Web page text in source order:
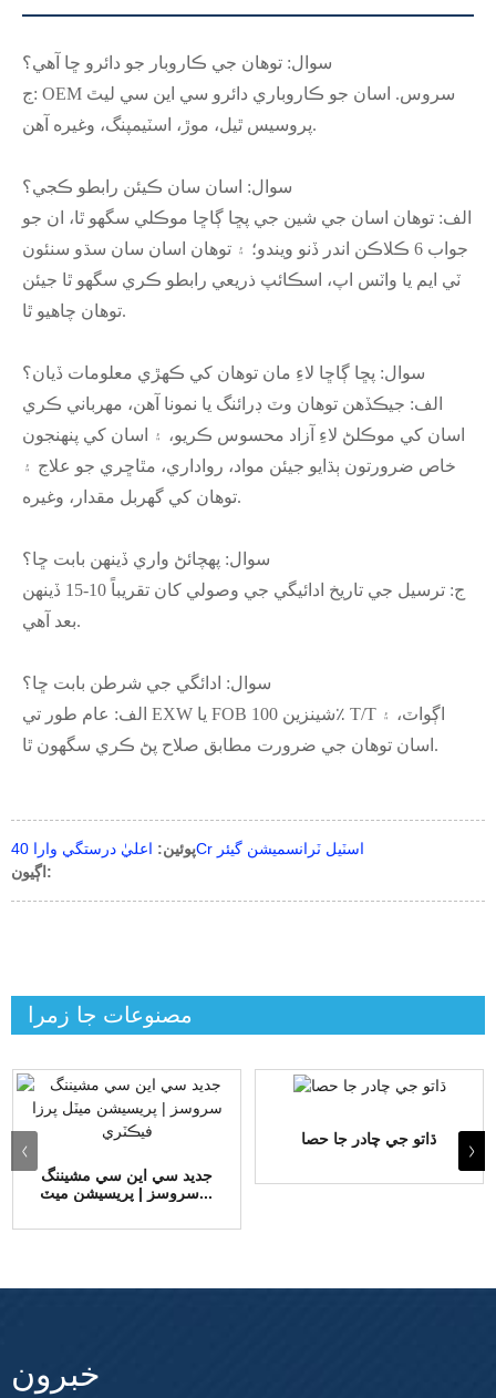
سوال: توهان جي ڪاروبار جو دائرو ڇا آهي؟
ج: OEM سروس. اسان جو ڪاروباري دائرو سي اين سي ليٿ
پروسيس ٿيل، موڙ، اسٽيمپنگ، وغيره آهن.
سوال: اسان سان ڪيئن رابطو ڪجي؟
الف: توهان اسان جي شين جي پڇا ڳاڇا موڪلي سگهو ٿا، ان جو
جواب 6 ڪلاڪن اندر ڏنو ويندو؛ ۽ توهان اسان سان سڌو سنئون
ٽي ايم يا واٽس اپ، اسڪائپ ذريعي رابطو ڪري سگهو ٿا جيئن
توهان چاهيو ٿا.
سوال: پڇا ڳاڇا لاءِ مان توهان کي ڪهڙي معلومات ڏيان؟
الف: جيڪڏهن توهان وٽ ڊرائنگ يا نمونا آهن، مهرباني ڪري
اسان کي موڪلڻ لاءِ آزاد محسوس ڪريو، ۽ اسان کي پنهنجون
خاص ضرورتون ٻڌايو جيئن مواد، رواداري، مٿاڇري جو علاج ۽
توهان کي گهربل مقدار، وغيره.
سوال: پهچائڻ واري ڏينهن بابت ڇا؟
ج: ترسيل جي تاريخ ادائيگي جي وصولي کان تقريباً 10-15 ڏينهن
بعد آهي.
سوال: ادائگي جي شرطن بابت ڇا؟
الف: عام طور تي EXW يا FOB شينزين 100٪ T/T اڳواٽ، ۽
اسان توهان جي ضرورت مطابق صلاح پڻ ڪري سگهون ٿا.
پوئين:
اعليٰ درستگي وارا 40Cr اسٽيل ٽرانسميشن گيئر
اڳيون:
مصنوعات جا زمرا
جديد سي اين سي مشيننگ
سروسز | پريسيشن ميٽ...
ڌاتو جي چادر جا حصا
خبرون